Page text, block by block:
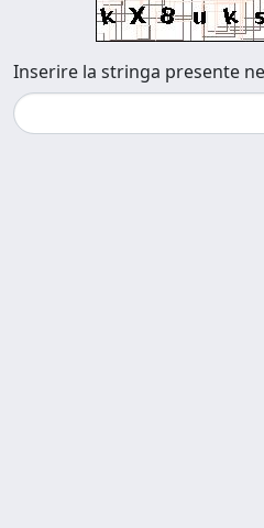
Inserire la stringa presente